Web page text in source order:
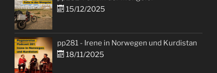
15/12/2025
pp281 - Irene in Norwegen und Kurdistan
18/11/2025